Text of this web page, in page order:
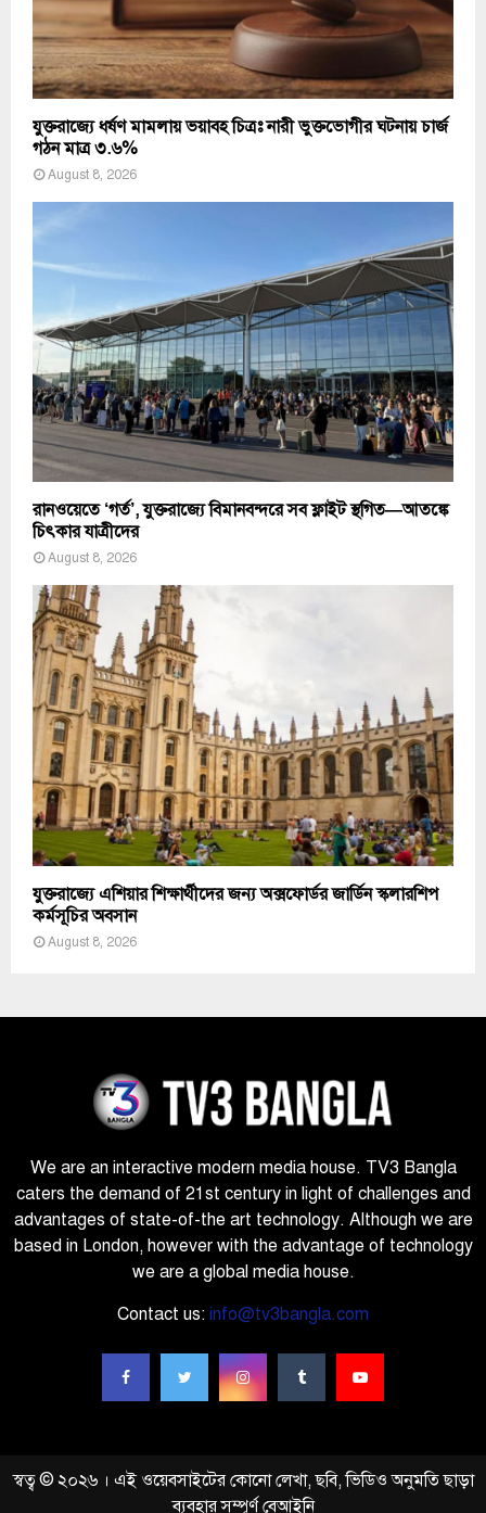
যুক্তরাজ্যে ধর্ষণ মামলায় ভয়াবহ চিত্রঃ নারী ভুক্তভোগীর ঘটনায় চার্জ
গঠন মাত্র ৩.৬%
August 8, 2026
রানওয়েতে ‘গর্ত’, যুক্তরাজ্যে বিমানবন্দরে সব ফ্লাইট স্থগিত—আতঙ্কে
চিৎকার যাত্রীদের
August 8, 2026
যুক্তরাজ্যে এশিয়ার শিক্ষার্থীদের জন্য অক্সফোর্ডর জার্ডিন স্কলারশিপ
কর্মসূচির অবসান
August 8, 2026
We are an interactive modern media house. TV3 Bangla
caters the demand of 21st century in light of challenges and
advantages of state-of-the art technology. Although we are
based in London, however with the advantage of technology
we are a global media house.
Contact us: info@tv3bangla.com
স্বত্ব © ২০২৬ । এই ওয়েবসাইটের কোনো লেখা, ছবি, ভিডিও অনুমতি ছাড়া
ব্যবহার সম্পূর্ণ বেআইনি